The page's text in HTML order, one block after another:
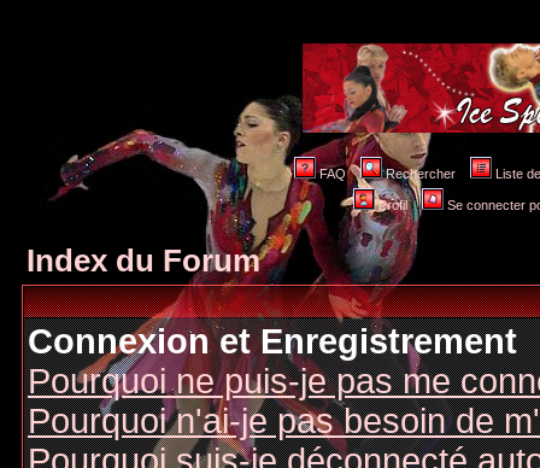
FAQ Rechercher Liste
Profil Se connecter
Index du Forum
Connexion et Enregistrement
Pourquoi ne puis-je pas me
Pourquoi n'ai-je pas besoin de